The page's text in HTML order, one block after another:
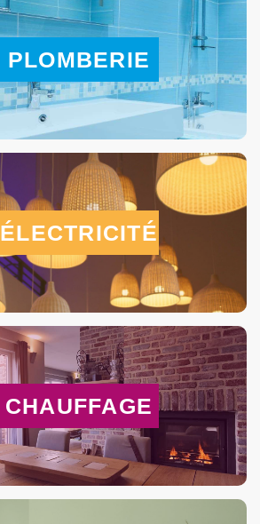
PLOMBERIE
ÉLECTRICITÉ
CHAUFFAGE